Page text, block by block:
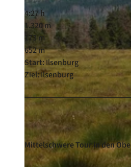
4:27 h
1.320 m
173 m
652 m
Start: Ilsenburg
Ziel: Ilsenburg
Mittelschwere Tour in den